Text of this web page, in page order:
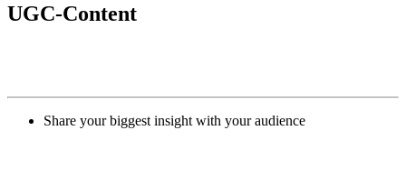
UGC-Content
Share your biggest insight with your audience